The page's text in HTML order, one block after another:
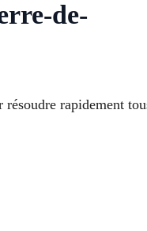
de-
rapidement